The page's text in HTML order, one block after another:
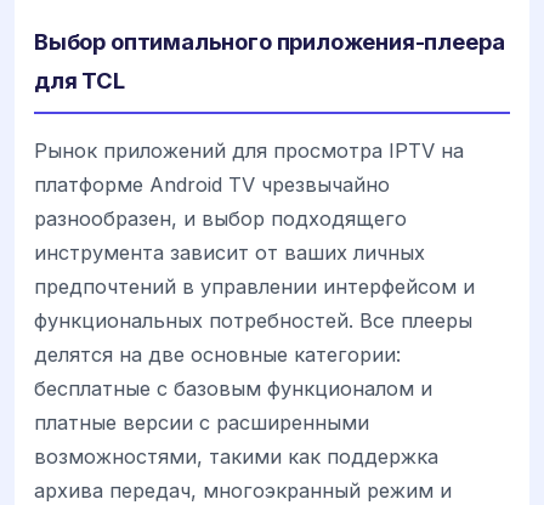
Выбор оптимального приложения-плеера
для TCL
Рынок приложений для просмотра IPTV на
платформе Android TV чрезвычайно
разнообразен, и выбор подходящего
инструмента зависит от ваших личных
предпочтений в управлении интерфейсом и
функциональных потребностей. Все плееры
делятся на две основные категории:
бесплатные с базовым функционалом и
платные версии с расширенными
возможностями, такими как поддержка
архива передач, многоэкранный режим и